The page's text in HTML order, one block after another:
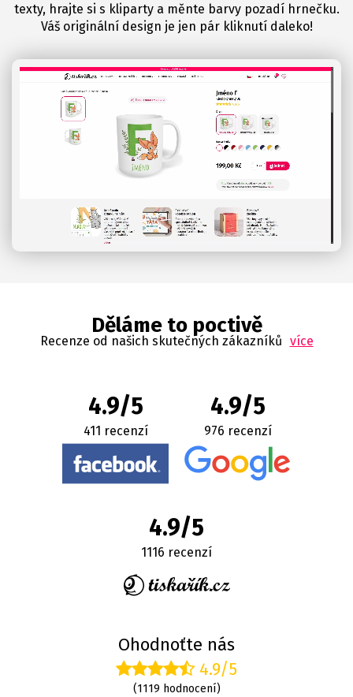
texty, hrajte si s kliparty a měnte barvy pozadí hrnečku.
Váš originální design je jen pár kliknutí daleko!
Děláme to poctivě
Recenze od našich skutečných zákazníků více
4.9/5
411 recenzí
4.9/5
976 recenzí
4.9/5
1116 recenzí
Ohodnoťte nás
4.9/5
(1119 hodnocení)